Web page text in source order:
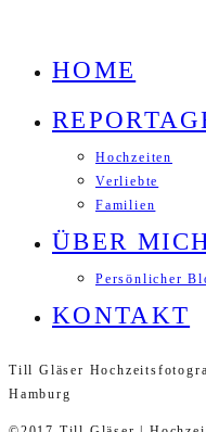
HOME
Hochzeiten
Verliebte
Familien
ÜBER
Persönlicher
KONTAKT
Till Gläser
Hamburg